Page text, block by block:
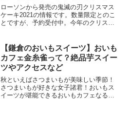
期間いつまで？
ローソンから発売の鬼滅の刃クリスマス
ケーキ2021の情報です。数量限定とのこ
とですが、予約受付中。今年のクリスマ
よね）ここでは価格や予約期間、内容な
どについてご紹介しま...
【鎌倉のおいもスイーツ】おいも
カフェ金糸雀って？絶品芋スイー
ツやアクセスなど
秋といえばさつまいもが美味しい季節！
さつまいもが好きな女子諸君！おいもス
イーツが堪能できるおいもカフェなるも